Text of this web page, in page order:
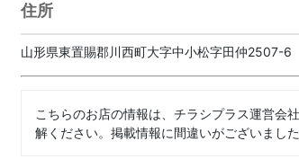
住所
山形県東置賜郡川西町大字中小松字田仲2507-6
こちらのお店の情報は、チラシプラス運営会
解ください。掲載情報に間違いがございまし